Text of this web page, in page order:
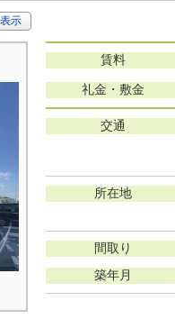
示
賃料
礼金・敷金
交通
所在地
間取り
築年月